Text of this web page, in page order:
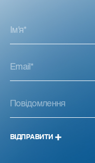
ВІДПРАВИТИ